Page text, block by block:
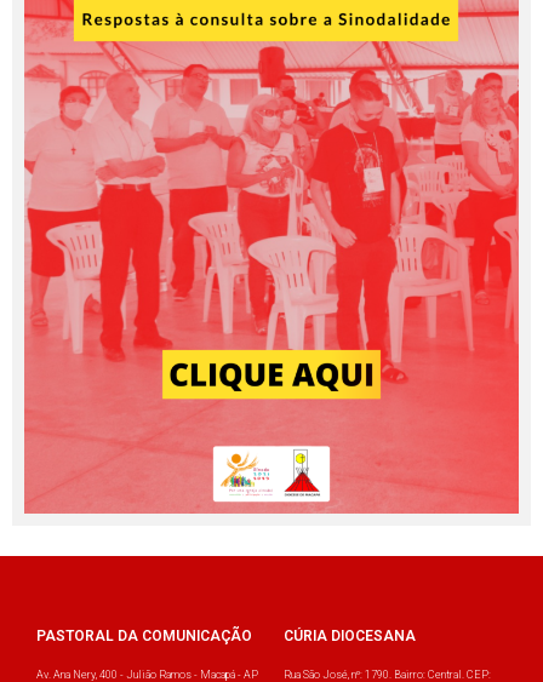
PASTORAL DA COMUNICAÇÃO
Av. Ana Nery, 400 - Julião Ramos - Macapá - AP
CÚRIA DIOCESANA
Rua São José, nº: 1790. Bairro: Central. CEP: